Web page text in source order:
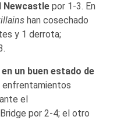
Newcastle por 1-3. En
han cosechado
y 1 derrota;
un buen estado de
enfrentamientos
el
por 2-4; el otro